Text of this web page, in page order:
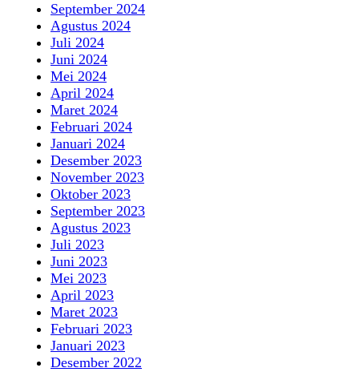
September 2024
Agustus 2024
Juli 2024
Juni 2024
Mei 2024
April 2024
Maret 2024
Februari 2024
Januari 2024
Desember 2023
November 2023
Oktober 2023
September 2023
Agustus 2023
Juli 2023
Juni 2023
Mei 2023
April 2023
Maret 2023
Februari 2023
Januari 2023
Desember 2022